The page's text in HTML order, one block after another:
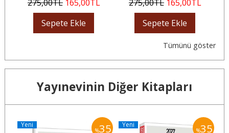
275,00TL 165,00TL
Sepete Ekle
275,00TL 165,00TL
Sepete Ekle
Tümünü göster
Yayınevinin Diğer Kitapları
%35
Yeni
%35
Yeni